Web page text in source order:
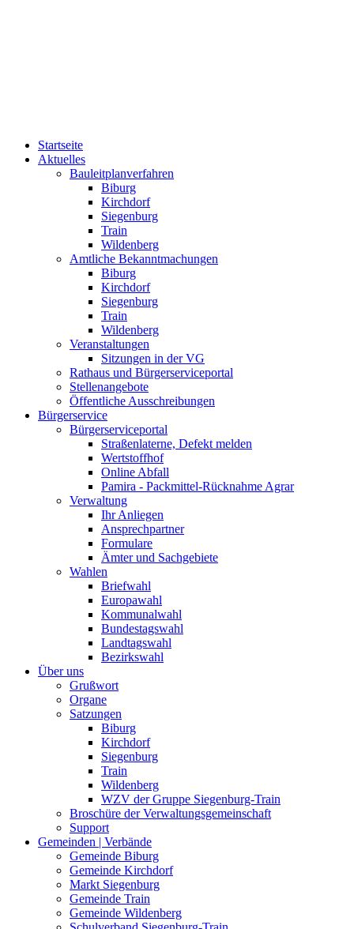
Startseite
Aktuelles
Bauleitplanverfahren
Biburg
Kirchdorf
Siegenburg
Train
Wildenberg
Amtliche Bekanntmachungen
Biburg
Kirchdorf
Siegenburg
Train
Wildenberg
Veranstaltungen
Sitzungen in der VG
Rathaus und Bürgerserviceportal
Stellenangebote
Öffentliche Ausschreibungen
Bürgerservice
Bürgerserviceportal
Straßenlaterne, Defekt melden
Wertstoffhof
Online Abfall
Pamira - Packmittel-Rücknahme Agrar
Verwaltung
Ihr Anliegen
Ansprechpartner
Formulare
Ämter und Sachgebiete
Wahlen
Briefwahl
Europawahl
Kommunalwahl
Bundestagswahl
Landtagswahl
Bezirkswahl
Über uns
Grußwort
Organe
Satzungen
Biburg
Kirchdorf
Siegenburg
Train
Wildenberg
WZV der Gruppe Siegenburg-Train
Broschüre der Verwaltungsgemeinschaft
Support
Gemeinden | Verbände
Gemeinde Biburg
Gemeinde Kirchdorf
Markt Siegenburg
Gemeinde Train
Gemeinde Wildenberg